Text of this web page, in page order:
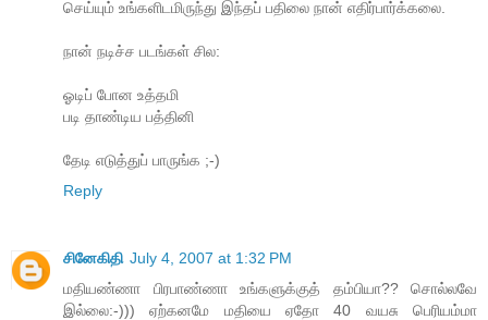
செய்யும் உங்களிடமிருந்து இந்தப் பதிலை நான் எதிர்பார்க்கலை.
நான் நடிச்ச படங்கள் சில:
ஓடிப் போன உத்தமி
படி தாண்டிய பத்தினி
தேடி எடுத்துப் பாருங்க ;-)
Reply
சினேகிதி July 4, 2007 at 1:32 PM
மதியண்ணா பிரபாண்ணா உங்களுக்குத் தம்பியா?? சொல்லவே
இல்லை:-))) ஏற்கனமே மதியை ஏதோ 40 வயசு பெரியம்மா